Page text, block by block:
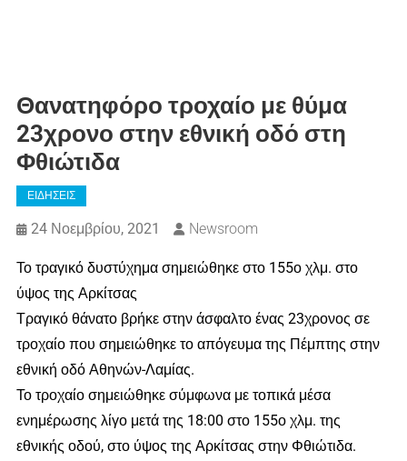
Θανατηφόρο τροχαίο με θύμα
23χρονο στην εθνική οδό στη
Φθιώτιδα
ΕΙΔΗΣΕΙΣ
24 Νοεμβρίου, 2021 Newsroom
Το τραγικό δυστύχημα σημειώθηκε στο 155ο χλμ. στο
ύψος της Αρκίτσας
Τραγικό θάνατο βρήκε στην άσφαλτο ένας 23χρονος σε
τροχαίο που σημειώθηκε το απόγευμα της Πέμπτης στην
εθνική οδό Αθηνών-Λαμίας.
Το τροχαίο σημειώθηκε σύμφωνα με τοπικά μέσα
ενημέρωσης λίγο μετά της 18:00 στο 155ο χλμ. της
εθνικής οδού, στο ύψος της Αρκίτσας στην Φθιώτιδα.